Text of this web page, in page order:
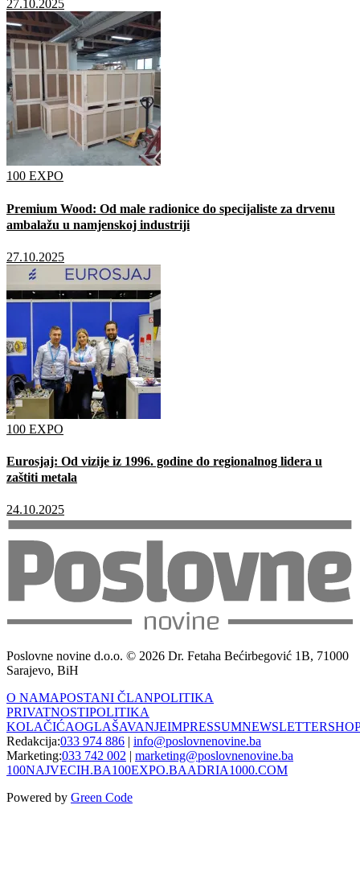
27.10.2025
100 EXPO
Premium Wood: Od male radionice do specijaliste za drvenu
ambalažu u namjenskoj industriji
27.10.2025
100 EXPO
Eurosjaj: Od vizije iz 1996. godine do regionalnog lidera u
zaštiti metala
24.10.2025
Poslovne novine d.o.o. © 2026 Dr. Fetaha Bećirbegović 1B, 71000
Sarajevo, BiH
O NAMAPOSTANI ČLANPOLITIKA
PRIVATNOSTIPOLITIKA
KOLAČIĆAOGLAŠAVANJEIMPRESSUMNEWSLETTER
Redakcija:033 974 886 | info@poslovnenovine.ba
Marketing:033 742 002 | marketing@poslovnenovine.ba
100NAJVECIH.BA100EXPO.BAADRIA1000.COM
Powered by Green Code